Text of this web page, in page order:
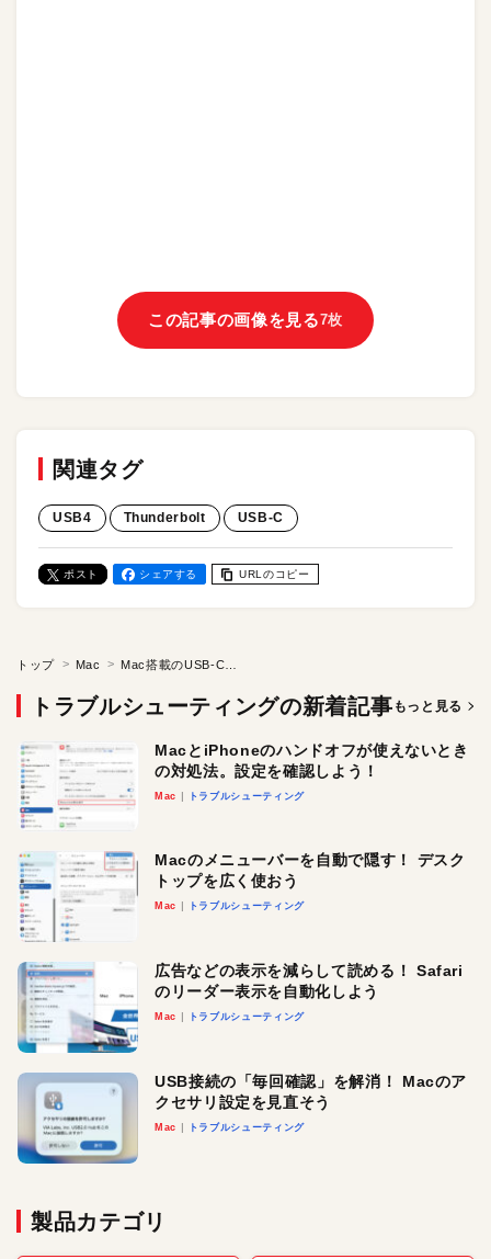
この記事の画像を見る7枚
関連タグ
USB4 Thunderbolt USB-C
ポスト シェアする URLのコピー
トップ Mac
トラブルシューティングの新着記事 もっと見る
MacとiPhoneのハンドオフが使えないとき
の対処法。設定を確認しよう！
Mac トラブルシューティング
Macのメニューバーを自動で隠す！ デスク
トップを広く使おう
Mac トラブルシューティング
広告などの表示を減らして読める！ Safari
のリーダー表示を自動化しよう
Mac トラブルシューティング
USB接続の「毎回確認」を解消！ Macのア
クセサリ設定を見直そう
Mac トラブルシューティング
製品カテゴリ